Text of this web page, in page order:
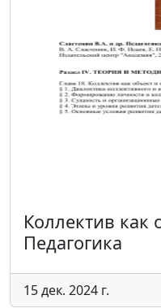
Коллектив как
Педагогика
15 дек. 2024 г.